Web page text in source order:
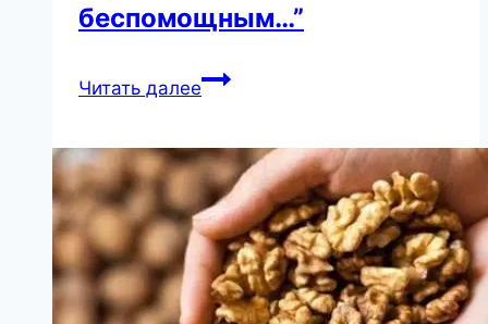
беспомощным…”
Читать далееЕще
новость
прямиком
из
Голливуда:
“Брюс
стал